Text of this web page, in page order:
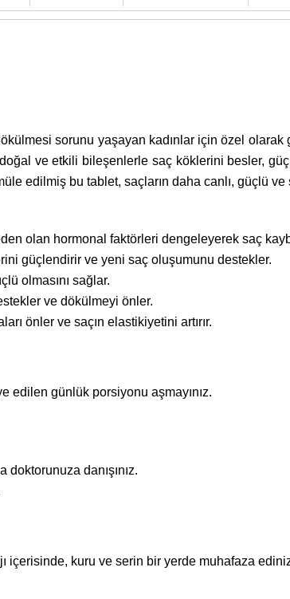
sorunu yaşayan kadınlar için özel olarak
ve etkili bileşenlerle saç köklerini besler,
edilmiş bu tablet, saçların daha canlı, güçlü ve
olan hormonal faktörleri dengeleyerek saç
güçlendirir ve yeni saç oluşumunu destekler.
olmasını sağlar.
ve dökülmeyi önler.
önler ve saçın elastikiyetini artırır.
edilen günlük porsiyonu aşmayınız.
danışınız.
içerisinde, kuru ve serin bir yerde muhafaza